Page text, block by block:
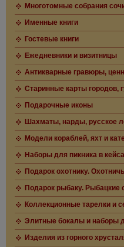
Многотомные собрания
Именные книги
Гостевые книги
Ежедневники и визитницы
Антикварные гравюры,
Старинные карты городов,
Подарочные иконы
Шахматы, нарды, русское
Модели кораблей, яхт и
Наборы для пикника в
Подарок охотнику.
Подарок рыбаку. Рыбацкие
Коллекционные тарелки и
Элитные бокалы и наборы
Изделия из горного